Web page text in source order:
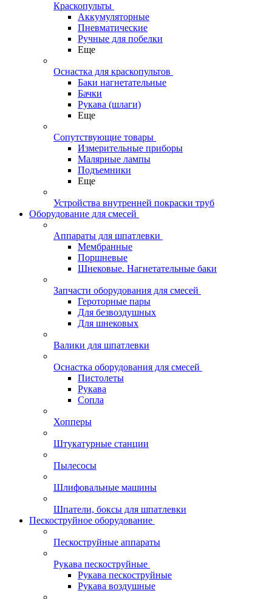
Краскопульты
Аккумуляторные
Пневматические
Ручные для побелки
Еще
Оснастка для краскопультов
Баки нагнетательные
Бачки
Рукава (шлаги)
Еще
Сопутствующие товары
Измерительные приборы
Малярные лампы
Подъемники
Еще
Устройства внутренней покраски труб
Оборудование для смесей
Аппараты для шпатлевки
Мембранные
Поршневые
Шнековые. Нагнетательные баки
Запчасти оборудования для смесей
Героторные пары
Для безвоздушных
Для шнековых
Валики для шпатлевки
Оснастка оборудования для смесей
Пистолеты
Рукава
Сопла
Хопперы
Штукатурные станции
Пылесосы
Шлифовальные машины
Шпатели, боксы для шпатлевки
Пескоструйное оборудование
Пескоструйные аппараты
Рукава пескоструйные
Рукава пескоструйные
Рукава воздушные